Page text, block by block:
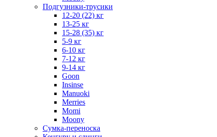
Подгузники-трусики
12-20 (22) кг
13-25 кг
15-28 (35) кг
5-9 кг
6-10 кг
7-12 кг
9-14 кг
Goon
Insinse
Manuoki
Merries
Momi
Moony
Сумка-переноска